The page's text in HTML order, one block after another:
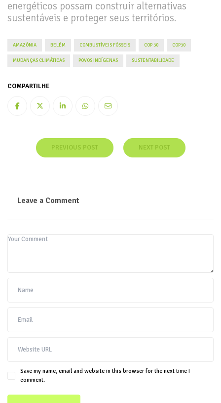
energéticos possam construir alternativas
sustentáveis e proteger seus territórios.
AMAZÔNIA BELÉM COMBUSTÍVEIS FÓSSEIS COP 30 COP30
MUDANÇAS CLIMÁTICAS POVOS INDÍGENAS SUSTENTABILIDADE
COMPARTILHE
PREVIOUS POST NEXT POST
Leave a Comment
Save my name, email and website in this browser for the next time I
comment.